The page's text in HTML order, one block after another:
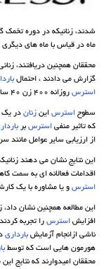
شدند، زنانیکه در دوره تخمک
ماه در قیاس با ماه های دیگری
محققان همچنین دریافتند،
گزارش می دادند ، احتمال
استرس روزانه 400 زن 40 ساله و جوان تر را ثبت کردند.
سطوح استرس این زنان در یک
که تاثیر منفی استرس بر
از ارزیابی سایر عوامل
این نتایج نشان می دهند
اقدامات فعالانه ای به سمت
استرس و یا مشاوره با یک
این مطالعه همچنین نشان داد،
افزایش استرس را تجربه
ناشی ازانجام آزمایش بارداری
هورمون هایی است که توسط
محققان امیدوارند که نتایج